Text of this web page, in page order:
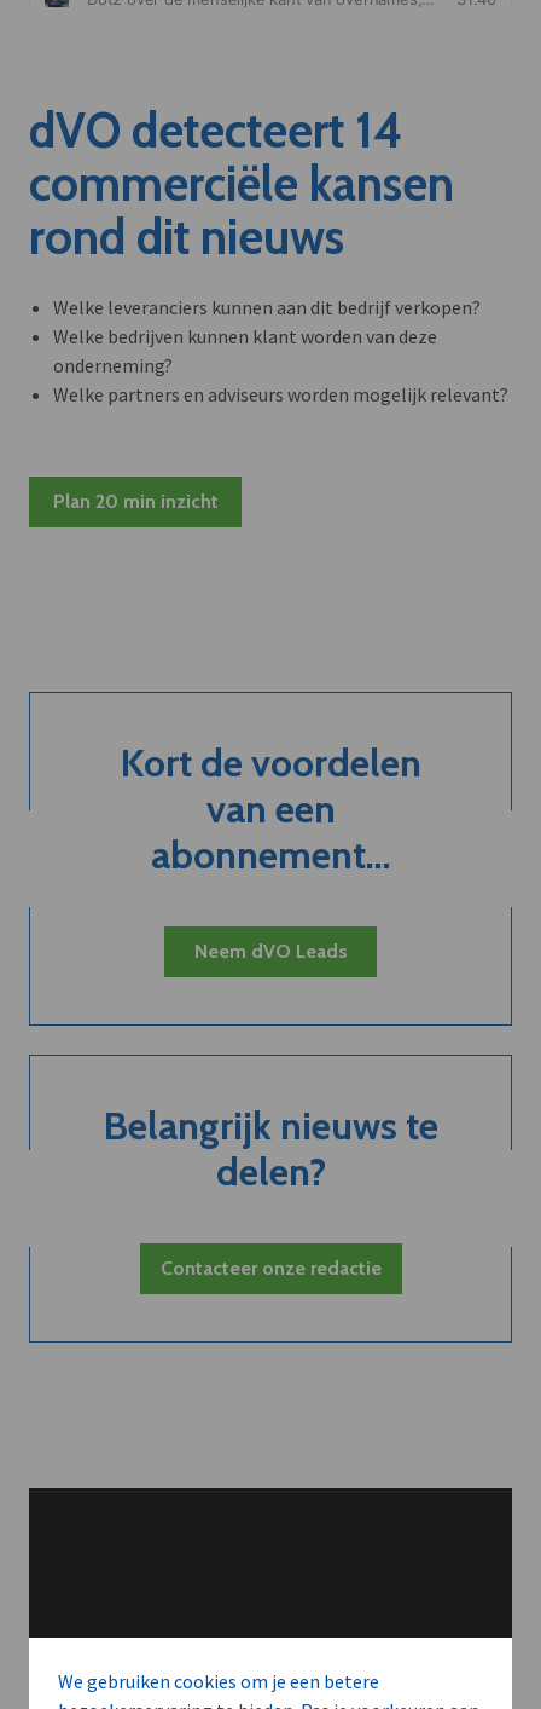
We gebruiken cookies om je een betere
dVO detecteert 14
commerciële kansen
rond dit nieuws
Welke leveranciers kunnen aan dit bedrijf verkopen?
Welke bedrijven kunnen klant worden van deze
onderneming?
Welke partners en adviseurs worden mogelijk relevant?
Plan 20 min inzicht
Kort de voordelen
van een
abonnement...
Neem dVO Leads
Belangrijk nieuws te
delen?
Contacteer onze redactie